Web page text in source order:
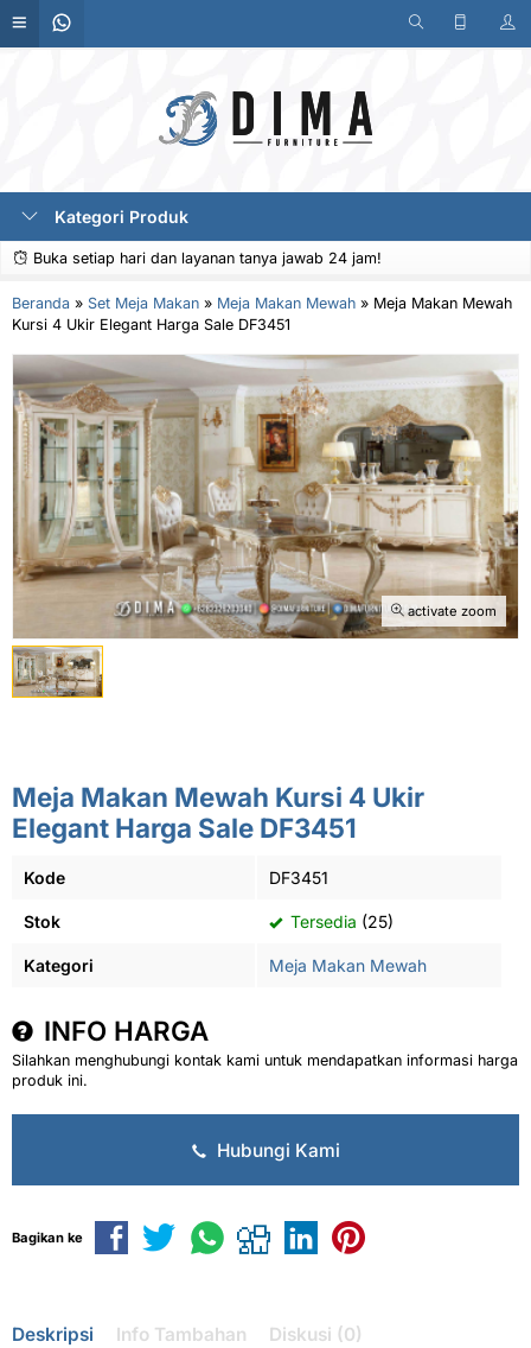
Kategori Produk
Buka setiap hari dan layanan tanya jawab 24 jam!
Beranda » Set Meja Makan » Meja Makan Mewah » Meja Makan Mewah
Kursi 4 Ukir Elegant Harga Sale DF3451
activate zoom
Meja Makan Mewah Kursi 4 Ukir
Elegant Harga Sale DF3451
Kode DF3451
Stok Tersedia (25)
Kategori Meja Makan Mewah
INFO HARGA
Silahkan menghubungi kontak kami untuk mendapatkan informasi harga
produk ini.
Hubungi Kami
Bagikan ke
Deskripsi Info Tambahan Diskusi (0)